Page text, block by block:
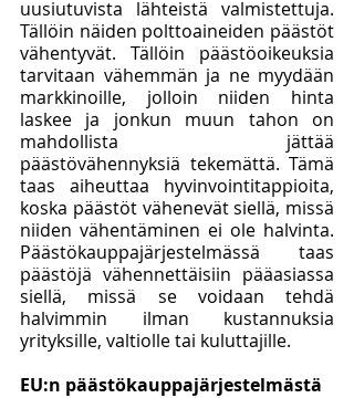
uusiutuvista lähteistä valmistettuja.
Tällöin näiden polttoaineiden päästöt
vähentyvät. Tällöin päästöoikeuksia
tarvitaan vähemmän ja ne myydään
markkinoille, jolloin niiden hinta
laskee ja jonkun muun tahon on
mahdollista jättää
päästövähennyksiä tekemättä. Tämä
taas aiheuttaa hyvinvointitappioita,
koska päästöt vähenevät siellä, missä
niiden vähentäminen ei ole halvinta.
Päästökauppajärjestelmässä taas
päästöjä vähennettäisiin pääasiassa
siellä, missä se voidaan tehdä
halvimmin ilman kustannuksia
yrityksille, valtiolle tai kuluttajille.
EU:n päästökauppajärjestelmästä